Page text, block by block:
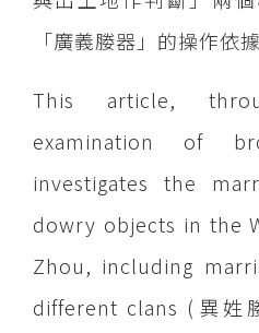
「廣義媵器」的操作依據
This article,
examination of
investigates the
dowry objects in the
Zhou, including
different clans (異姓